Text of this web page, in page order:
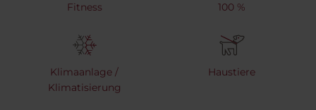
Fitness 100 %
Klimaanlage /
Klimatisierung
Haustiere